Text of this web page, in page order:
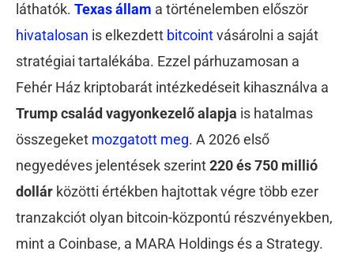
láthatók. Texas állam a történelemben először
hivatalosan is elkezdett bitcointvásárolni a saját
stratégiai tartalékába. Ezzel párhuzamosan a
Fehér Ház kriptobarát intézkedéseit kihasználva a
Trump család vagyonkezelő alapja is hatalmas
összegeket mozgatott meg. A 2026 első
negyedéves jelentések szerint220 és 750 millió
dollár közötti értékben hajtottak végre több ezer
tranzakciót olyan bitcoin-központú részvényekben,
mint a Coinbase, a MARA Holdings és a Strategy.